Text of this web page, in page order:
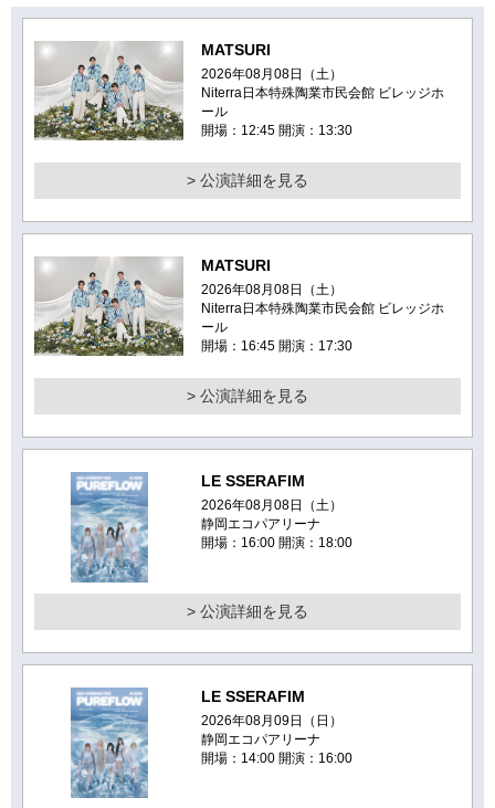
MATSURI
2026年08月08日（土）
Niterra日本特殊陶業市民会館 ビレッジホ
ール
開場：12:45 開演：13:30
> 公演詳細を見る
MATSURI
2026年08月08日（土）
Niterra日本特殊陶業市民会館 ビレッジホ
ール
開場：16:45 開演：17:30
> 公演詳細を見る
LE SSERAFIM
2026年08月08日（土）
静岡エコパアリーナ
開場：16:00 開演：18:00
> 公演詳細を見る
LE SSERAFIM
2026年08月09日（日）
静岡エコパアリーナ
開場：14:00 開演：16:00